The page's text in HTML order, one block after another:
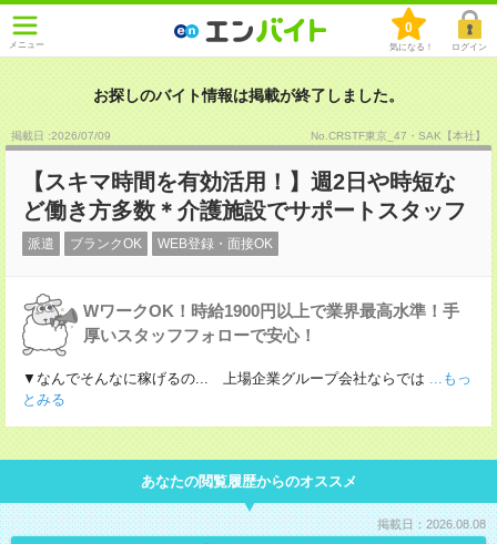
メニュー
0
気になる！ ログイン
お探しのバイト情報は掲載が終了しました。
掲載日 :2026/07/09 No.CRSTF東京_47・SAK【本社】
【スキマ時間を有効活用！】週2日や時短な
ど働き方多数＊介護施設でサポートスタッフ
派遣 ブランクOK WEB登録・面接OK
WワークOK！時給1900円以上で業界最高水準！手
厚いスタッフフォローで安心！
▼なんでそんなに稼げるの... 上場企業グループ会社ならでは ...もっ
とみる
あなたの閲覧履歴からのオススメ
掲載日：2026.08.08